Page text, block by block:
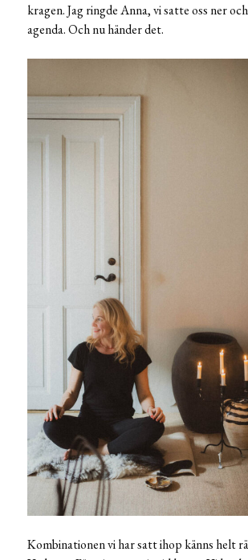
kragen. Jag ringde Anna, vi satte oss ner
agenda. Och nu händer det.
Kombinationen vi har satt ihop känns helt